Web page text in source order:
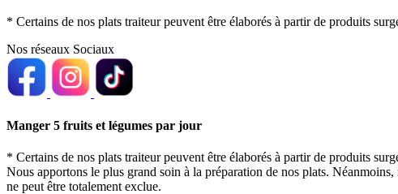
* Certains de nos plats traiteur peuvent être élaborés à partir de produits
Nos réseaux Sociaux
Manger 5 fruits et légumes par jour
* Certains de nos plats traiteur peuvent être élaborés à partir de produits
Nous apportons le plus grand soin à la préparation de nos plats.
ne peut être totalement exclue.